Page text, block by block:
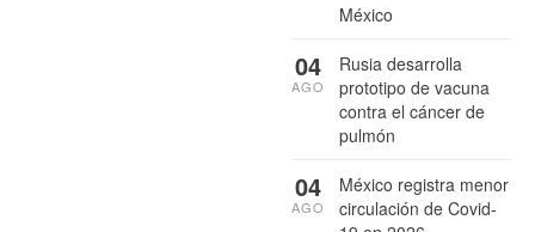
México
Rusia desarrolla
prototipo de vacuna
contra el cáncer de
pulmón
04
AGO
México registra menor
circulación de Covid-
04
AGO